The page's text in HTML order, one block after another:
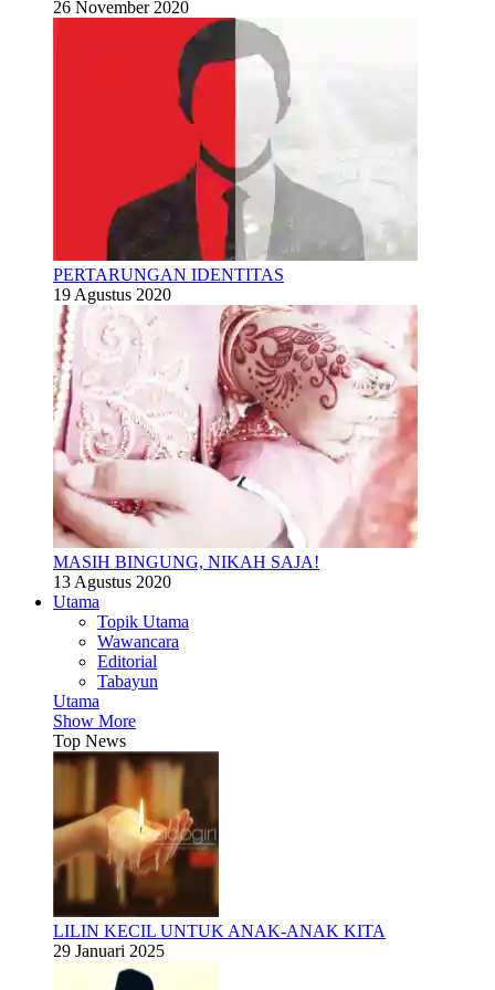
26 November 2020
PERTARUNGAN IDENTITAS
19 Agustus 2020
MASIH BINGUNG, NIKAH SAJA!
13 Agustus 2020
Utama
Topik Utama
Wawancara
Editorial
Tabayun
Utama
Show More
Top News
LILIN KECIL UNTUK ANAK-ANAK KITA
29 Januari 2025